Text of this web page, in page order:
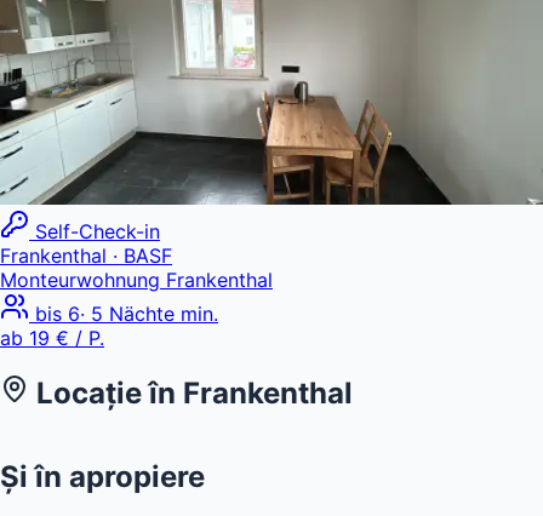
Self-Check-in
Frankenthal · BASF
Monteurwohnung Frankenthal
bis 6· 5 Nächte min.
ab 19 € / P.
Locație în Frankenthal
+
Și în apropiere